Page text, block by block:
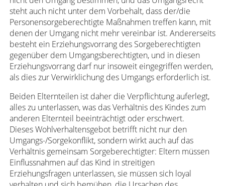
steht auch nicht unter dem Vorbehalt, dass der/die
Personensorgeberechtigte Maßnahmen treffen kann, mit
denen der Umgang nicht mehr vereinbar ist. Andererseits
besteht ein Erziehungsvorrang des Sorgeberechtigten
gegenüber dem Umgangsberechtigten, und in diesen
Erziehungsvorrang darf nur insoweit eingegriffen werden,
als dies zur Verwirklichung des Umgangs erforderlich ist.
Beiden Elternteilen ist daher die Verpflichtung auferlegt,
alles zu unterlassen, was das Verhältnis des Kindes zum
anderen Elternteil beeinträchtigt oder erschwert.
Dieses Wohlverhaltensgebot betrifft nicht nur den
Umgangs-/Sorgekonflikt, sondern wirkt auch auf das
Verhältnis gemeinsam Sorgeberechtigter: Eltern müssen
Einflussnahmen auf das Kind in streitigen
Erziehungsfragen unterlassen, sie müssen sich loyal